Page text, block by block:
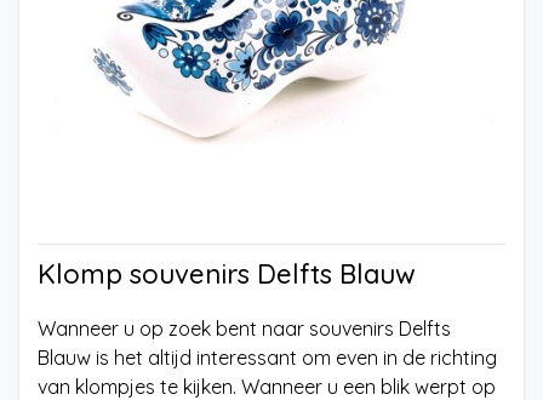
Klomp souvenirs Delfts Blauw
Wanneer u op zoek bent naar souvenirs Delfts
Blauw is het altijd interessant om even in de richting
van klompjes te kijken. Wanneer u een blik werpt op